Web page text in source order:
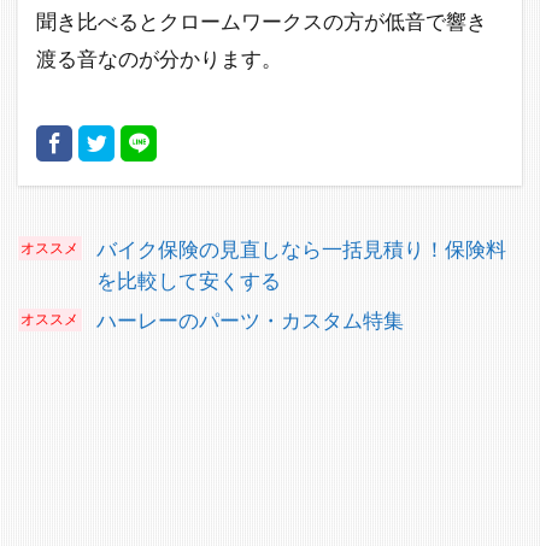
聞き比べるとクロームワークスの方が低音で響き
渡る音なのが分かります。
バイク保険の見直しなら一括見積り！保険料
を比較して安くする
ハーレーのパーツ・カスタム特集